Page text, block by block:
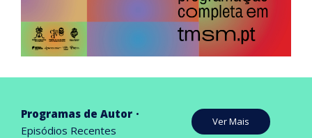
Programas de Autor
Episódios Recentes
Ver Mais